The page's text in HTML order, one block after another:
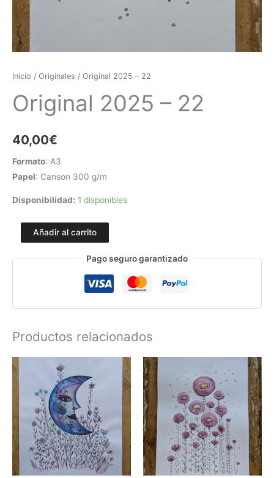
Inicio / Originales / Original 2025 – 22
Original 2025 – 22
40,00€
Formato: A3
Papel: Canson 300 g/m
Disponibilidad: 1 disponibles
Añadir al carrito
Pago seguro garantizado
Productos relacionados